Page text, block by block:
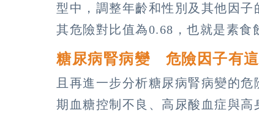
型中，調整年齡和性別及其他因
其危險對比值為0.68，也就是素食
糖尿病腎病變 危險因子有
且再進一步分析糖尿病腎病變的
期血糖控制不良、高尿酸血症與